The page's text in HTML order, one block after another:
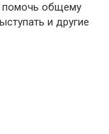
помочь общему
и другие